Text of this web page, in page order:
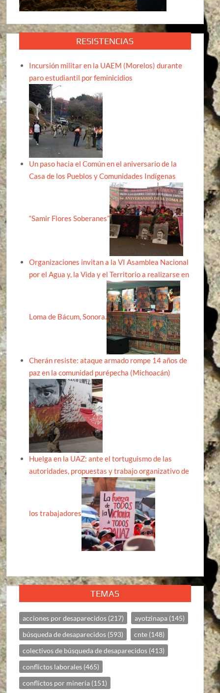
RESISTENCIAS
Incursión militar en la UAEM (Morelos) durante
paro estudiantil por feminicidios
Un paso hacia el Común en el aniversario de la
Casa de los Pueblos y Comunidades Indígenas
“Samir Flores Soberanes”
Organizaciones invitan a la VI Asamblea Nacional
por el Agua y, la Vida y el Territorio a realizarse en
Loma de Bácum, Sonora.
Cherán resiste: ataque armado rompe 14 años de
paz en la comunidad purépecha (Michoacán)
Huelga en la UAZ: ante el tortuguismo de las
autoridades, propuestas y trabajo organizativo de
los trabajadores
TEMAS
acciones por desaparecidos (217) ayotzinapa (145)
búsqueda de desaparecidos (593) cnte (148)
colectivos de búsqueda de desaparecidos (413)
conflictos laborales (465)
conflictos por mineria (151)